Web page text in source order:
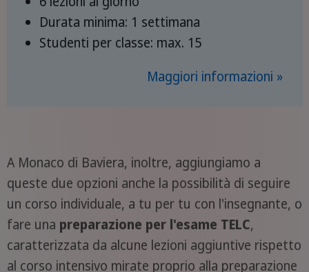
Durata minima: 1 settimana
Studenti per classe: max. 15
Maggiori informazioni »
A Monaco di Baviera, inoltre, aggiungiamo a
queste due opzioni anche la possibilità di seguire
un corso individuale, a tu per tu con l'insegnante, o
fare una preparazione per l'esame TELC,
caratterizzata da alcune lezioni aggiuntive rispetto
al corso intensivo mirate proprio alla preparazione